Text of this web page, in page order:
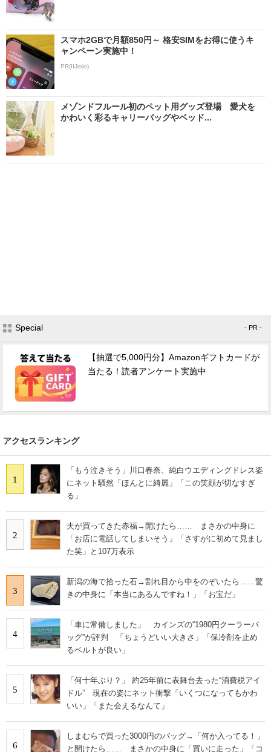
スマホ2GBで月額850円～ 格安SIMをお得に使うキ
ャンペーン実施中！
PR(IIJmio)
メゾンドフルール初のペット用グッズ登場 愛犬を
かわいく彩るキャリーバッグやベッド...
Special - PR -
【抽選で5,000円分】Amazonギフトカードが
当たる！読者アンケート実施中
アクセスランキング
1
「もう泣きそう」川口春奈、純白ウエディングドレス姿
にネット騒然「ほんとに綺麗」「この笑顔が切なすぎ
る」
2
夫が買ってきた赤福→開けたら…… まさかの中身に
「お店に電話してしまいそう」「さすがに初めて見まし
た笑」と107万表示
3
新潟の海で拾った石→割れ目から中をのぞいたら……驚
きの中身に「本当にあるんですね！」「お宝だ」
4
「車に常備しました」 カインズの“1980円クーラーバ
ッグ”が評判 「ちょうどいい大きさ」「保冷剤を止め
るベルトが良い」
5
「何十年ぶり？」 約25年前に表舞台去った“消費税アイ
ドル” 現在の姿にネット衝撃「いくつになってもかわ
いい」「また会えるなんて」
6
しまむらで買った3000円のバッグ→「何か入ってる！」
と開けたら…… まさかの中身に「買いに走った」「コ